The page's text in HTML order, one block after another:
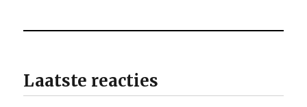
Laatste reacties